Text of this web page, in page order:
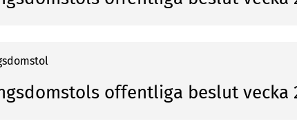
offentliga beslut vecka